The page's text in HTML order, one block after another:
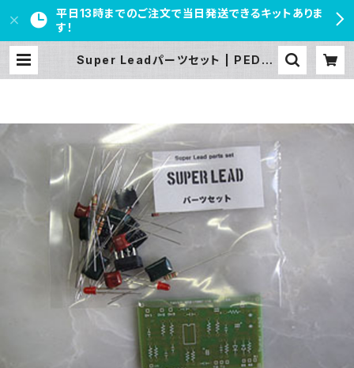
平日13時までのご注文で当日発送できるキットありま
す！
Super Leadパーツセット | PEDAL